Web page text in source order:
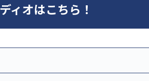
ィオはこちら！